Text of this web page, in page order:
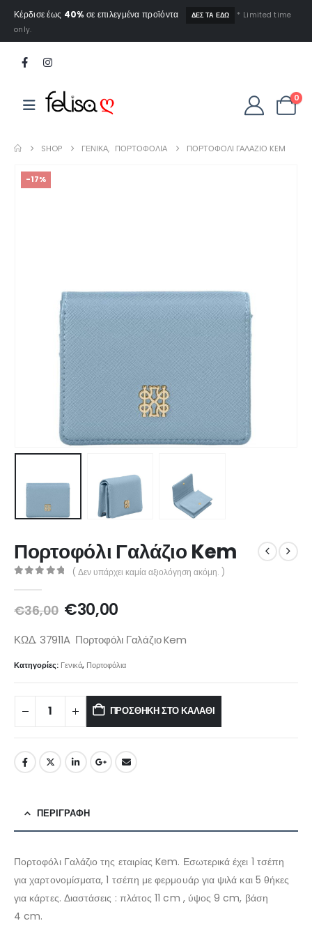
Κέρδισε έως 40% σε επιλεγμένα προϊόντα ΔΕΣ ΤΑ ΕΔΩ
* Limited time
only.
0
SHOP ΓΕΝΙΚΆ, ΠΟΡΤΟΦΌΛΙΑ ΠΟΡΤΟΦΌΛΙ ΓΑΛΆΖΙΟ KEM
-17%
Πορτοφόλι Γαλάζιο Kem
( Δεν υπάρχει καμία αξιολόγηση ακόμη. )
€36,00 €30,00
ΚΩΔ. 37911A Πορτοφόλι Γαλάζιο Kem
Κατηγορίες: Γενικά, Πορτοφόλια
ΠΡΟΣΘΉΚΗ ΣΤΟ ΚΑΛΆΘΙ
ΠΕΡΙΓΡΑΦΉ
Πορτοφόλι Γαλάζιο της εταιρίας Kem. Εσωτερικά έχει 1 τσέπη
για χαρτονομίσματα, 1 τσέπη με φερμουάρ για ψιλά και 5 θήκες
για κάρτες. Διαστάσεις : πλάτος 11 cm , ύψος9cm, βάση
4cm.